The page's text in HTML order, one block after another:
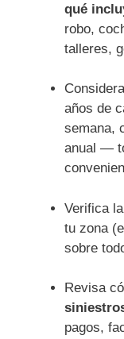
qué
robo,
talleres,
años de
semana,
anual —
Verifica la
tu zona
sobre
Revisa
pagos,